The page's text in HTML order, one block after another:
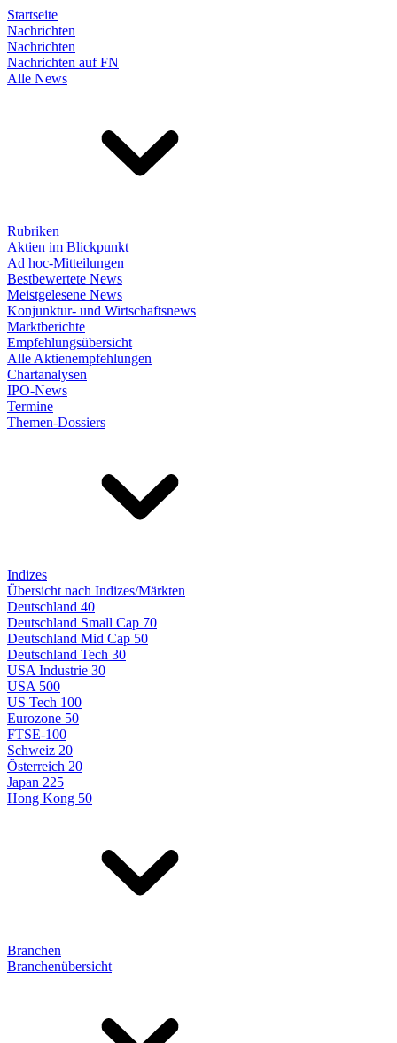
Startseite
Nachrichten
Nachrichten
Nachrichten auf FN
Alle News
Rubriken
Aktien im Blickpunkt
Ad hoc-Mitteilungen
Bestbewertete News
Meistgelesene News
Konjunktur- und Wirtschaftsnews
Marktberichte
Empfehlungsübersicht
Alle Aktienempfehlungen
Chartanalysen
IPO-News
Termine
Themen-Dossiers
Indizes
Übersicht nach Indizes/Märkten
Deutschland 40
Deutschland Small Cap 70
Deutschland Mid Cap 50
Deutschland Tech 30
USA Industrie 30
USA 500
US Tech 100
Eurozone 50
FTSE-100
Schweiz 20
Österreich 20
Japan 225
Hong Kong 50
Branchen
Branchenübersicht